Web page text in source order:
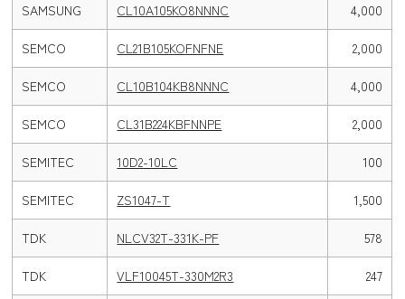
SAMSUNG CL10A105KO8NNNC 4,000
SEMCO CL21B105KOFNFNE 2,000
SEMCO CL10B104KB8NNNC 4,000
SEMCO CL31B224KBFNNPE 2,000
SEMITEC 10D2-10LC 100
SEMITEC ZS1047-T 1,500
TDK NLCV32T-331K-PF 578
TDK VLF10045T-330M2R3 247